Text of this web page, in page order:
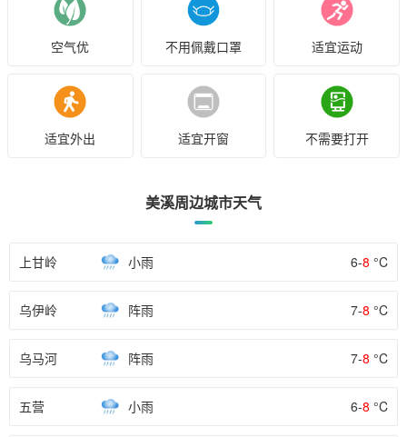
空气优 不用佩戴口罩 适宜运动
适宜外出 适宜开窗 不需要打开
美溪周边城市天气
上甘岭 小雨 6-8 °C
乌伊岭 阵雨 7-8 °C
乌马河 阵雨 7-8 °C
五营 小雨 6-8 °C